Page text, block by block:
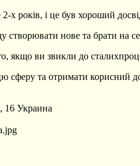
х років, і це був хороший
створювати нове та брати на
якщо ви звикли до
сферу та отримати корисний
16 Украина